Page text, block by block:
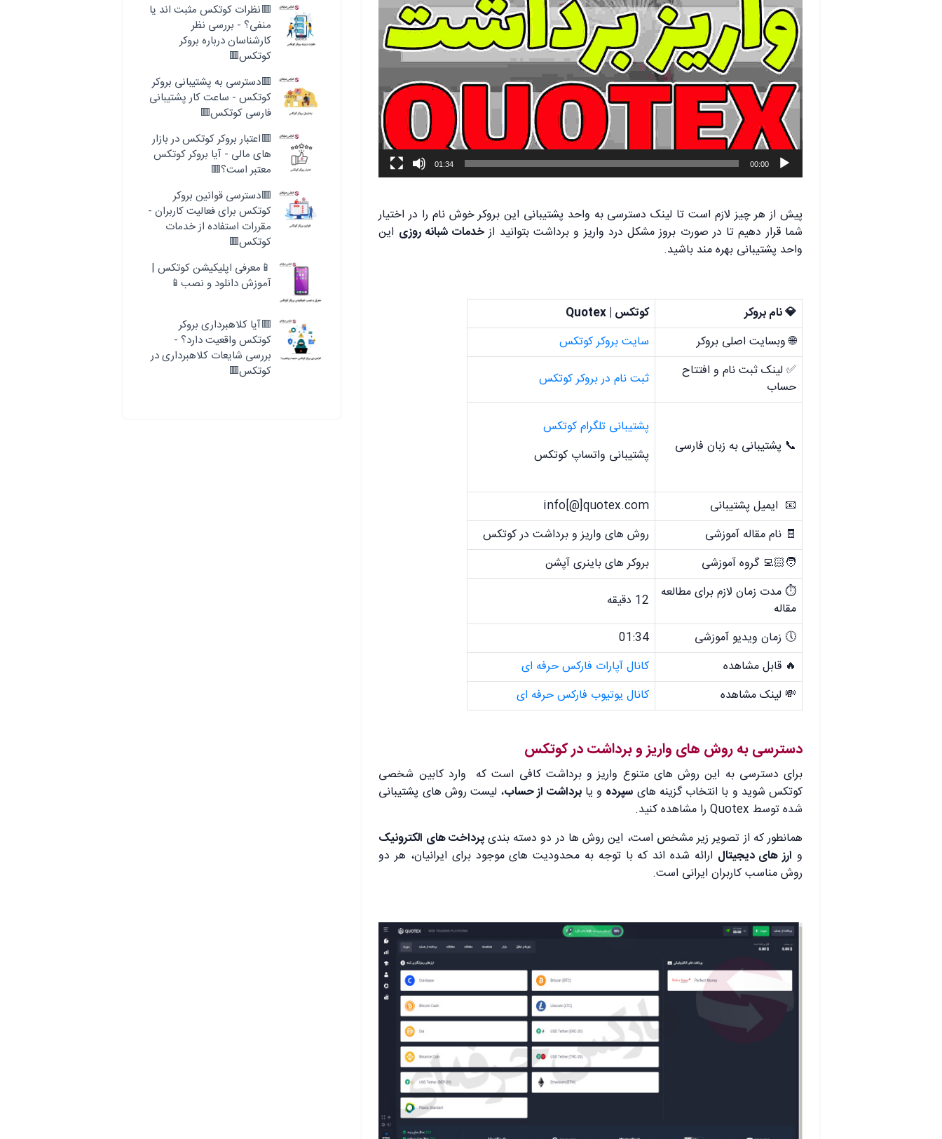
00:00
01:34
پیش از هر چیز لازم است تا لینک دسترسی به واحد پشتیبانی این بروکر خوش نام را در اختیار
شما قرار دهیم تا در صورت بروز مشکل درد واریز و برداشت بتوانید ازخدمات شبانه روزی این
واحد پشتیبانی بهره مند باشید.
💎 نام بروکر
کوتکس | Quotex
🌐 وبسایت اصلی بروکر
سایت بروکر کوتکس
✅ لینک ثبت نام و افتتاح
حساب
ثبت نام در بروکر کوتکس
📞 پشتیبانی به زبان فارسی
پشتیبانی تلگرام کوتکس
پشتیبانی واتساپ کوتکس
📧 ایمیل پشتیبانی
info[@]quotex.com
🧾 نام مقاله آموزشی
روش های واریز و برداشت در کوتکس
🧑🏻‍💻 گروه آموزشی
بروکر های باینری آپشن
⏱️ مدت زمان لازم برای مطالعه
مقاله
12 دقیقه
🕔 زمان ویدیو آموزشی
01:34
🔥 قابل مشاهده
کانال آپارات فارکس حرفه ای
💸 لینک مشاهده
کانال یوتیوب فارکس حرفه ای
دسترسی به روش های واریز و برداشت در کوتکس
برای دسترسی به این روش های متنوع واریز و برداشت کافی است که وارد کابین شخصی
کوتکس شوید و با انتخاب گزینه های سپرده و یابرداشت از حساب، لیست روش های پشتیبانی
شده توسط Quotex را مشاهده کنید.
همانطور که از تصویر زیر مشخص است، این روش ها در دو دسته بندیپرداخت های الکترونیک
و ارز های دیجیتال ارائه شده اند که با توجه به محدودیت های موجود برای ایرانیان، هر دو
روش مناسب کاربران ایرانی است.
🟥نظرات کوتکس مثبت اند یا
منفی؟ - بررسی نظر
کارشناسان درباره بروکر
کوتکس🟥
🟥دسترسی به پشتیبانی بروکر
کوتکس - ساعت کار پشتیبانی
فارسی کوتکس🟥
🟥اعتبار بروکر کوتکس در بازار
های مالی - آیا بروکر کوتکس
معتبر است؟🟥
🟥دسترسی قوانین بروکر
کوتکس برای فعالیت کاربران -
مقررات استفاده از خدمات
کوتکس🟥
📱معرفی اپلیکیشن کوتکس |
آموزش دانلود و نصب📱
🟥آیا کلاهبرداری بروکر
کوتکس واقعیت دارد؟ -
بررسی شایعات کلاهبرداری در
کوتکس🟥